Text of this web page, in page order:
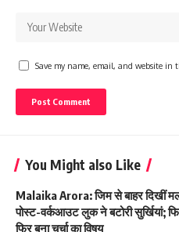
Save my name, email, and website in
You Might also Like
Malaika Arora: जिम से बाहर दिखीं
पोस्ट-वर्कआउट लुक ने बटोरी सुर्खियां;
फिर बना चर्चा का विषय